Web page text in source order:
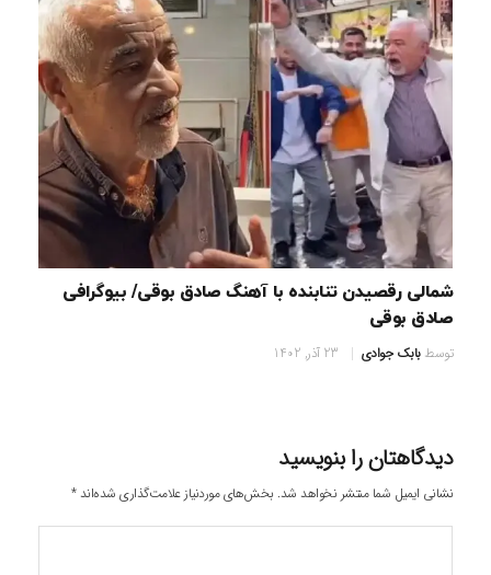
شمالی رقصیدن تنابنده با آهنگ صادق بوقی/ بیوگرافی
صادق بوقی
توسطبابک جوادی 23 آذر, 1402
دیدگاهتان را بنویسید
نشانی ایمیل شما منتشر نخواهد شد. بخش‌های موردنیاز علامت‌گذاری شده‌اند*